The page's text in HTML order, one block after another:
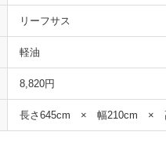
リーフサス
軽油
8,820円
長さ645cm × 幅210cm ×